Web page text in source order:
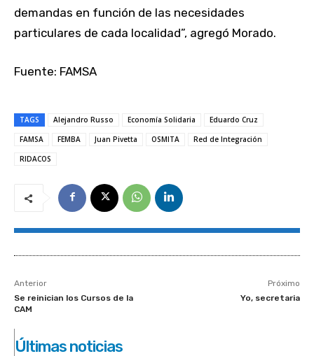
demandas en función de las necesidades
particulares de cada localidad”, agregó Morado.
Fuente: FAMSA
TAGS Alejandro Russo Economía Solidaria
Eduardo Cruz
FAMSA
FEMBA Juan Pivetta OSMITA
Red de Integración
RIDACOS
Anterior
Se reinician los Cursos de la
CAM
Próximo
Yo, secretaria
Últimas noticias